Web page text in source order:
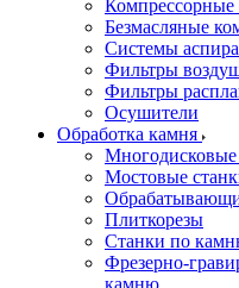
Компрессорные
Безмасляные
Системы
Фильтры
Фильтры
Осушители
Обработка камня
Многодисковые
Мостовые
Плиткорезы
Станки по
Фрезерно-
камню